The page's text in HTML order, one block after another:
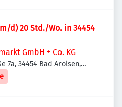
d) 20 Std./Wo. in 34454
GmbH + Co. KG
7a, 34454 Bad Arolsen,